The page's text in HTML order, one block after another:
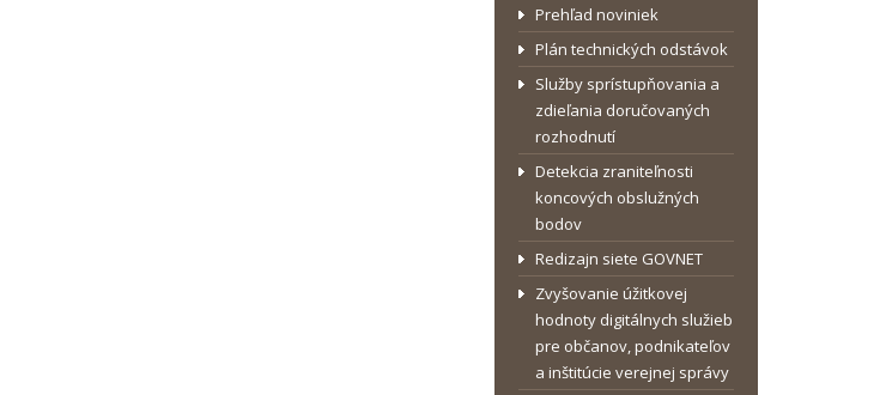
Prehľad noviniek
Plán technických odstávok
Služby sprístupňovania a
zdieľania doručovaných
rozhodnutí
Detekcia zraniteľnosti
koncových obslužných
bodov
Redizajn siete GOVNET
Zvyšovanie úžitkovej
hodnoty digitálnych služieb
pre občanov, podnikateľov
a inštitúcie verejnej správy